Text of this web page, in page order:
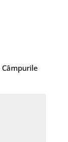
Câmpurile